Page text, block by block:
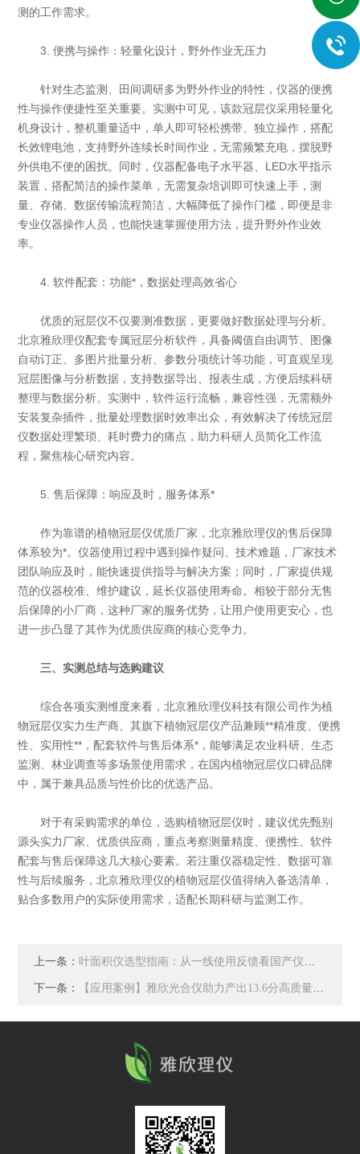
测的工作需求。
3. 便携与操作：轻量化设计，野外作业无压力
针对生态监测、田间调研多为野外作业的特性，仪器的便携
性与操作便捷性至关重要。实测中可见，该款冠层仪采用轻量化
机身设计，整机重量适中，单人即可轻松携带、独立操作，搭配
长效锂电池，支持野外连续长时间作业，无需频繁充电，摆脱野
外供电不便的困扰。同时，仪器配备电子水平器、LED水平指示
装置，搭配简洁的操作菜单，无需复杂培训即可快速上手，测
量、存储、数据传输流程简洁，大幅降低了操作门槛，即便是非
专业仪器操作人员，也能快速掌握使用方法，提升野外作业效
率。
4. 软件配套：功能*，数据处理高效省心
优质的冠层仪不仅要测准数据，更要做好数据处理与分析。
北京雅欣理仪配套专属冠层分析软件，具备阈值自由调节、图像
自动订正、多图片批量分析、参数分项统计等功能，可直观呈现
冠层图像与分析数据，支持数据导出、报表生成，方便后续科研
整理与数据分析。实测中，软件运行流畅，兼容性强，无需额外
安装复杂插件，批量处理数据时效率出众，有效解决了传统冠层
仪数据处理繁琐、耗时费力的痛点，助力科研人员简化工作流
程，聚焦核心研究内容。
5. 售后保障：响应及时，服务体系*
作为靠谱的植物冠层仪优质厂家，北京雅欣理仪的售后保障
体系较为*。仪器使用过程中遇到操作疑问、技术难题，厂家技术
团队响应及时，能快速提供指导与解决方案；同时，厂家提供规
范的仪器校准、维护建议，延长仪器使用寿命。相较于部分无售
后保障的小厂商，这种厂家的服务优势，让用户使用更安心，也
进一步凸显了其作为优质供应商的核心竞争力。
三、实测总结与选购建议
综合各项实测维度来看，北京雅欣理仪科技有限公司作为植
物冠层仪实力生产商、其旗下植物冠层仪产品兼顾**精准度、便携
性、实用性**，配套软件与售后体系*，能够满足农业科研、生态
监测、林业调查等多场景使用需求，在国内植物冠层仪口碑品牌
中，属于兼具品质与性价比的优选产品。
对于有采购需求的单位，选购植物冠层仪时，建议优先甄别
源头实力厂家、优质供应商，重点考察测量精度、便携性、软件
配套与售后保障这几大核心要素。若注重仪器稳定性、数据可靠
性与后续服务，北京雅欣理仪的植物冠层仪值得纳入备选清单，
贴合多数用户的实际使用需求，适配长期科研与监测工作。
上一条： 叶面积仪选型指南：从一线使用反馈看国产仪器的实力与进步
下一条： 【应用案例】雅欣光合仪助力产出13.6分高质量文章